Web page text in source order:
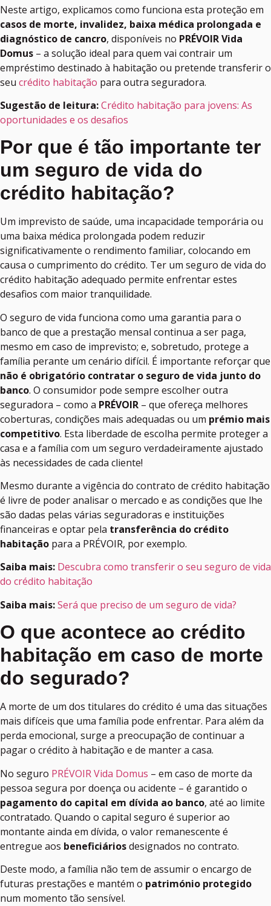
Neste artigo, explicamos como funciona esta proteção em
casos de morte, invalidez, baixa médica prolongada e
diagnóstico de cancro, disponíveis no PRÉVOIR Vida
Domus – a solução ideal para quem vai contrair um
empréstimo destinado à habitação ou pretende transferir o
seu crédito habitação para outra seguradora.
Sugestão de leitura:Crédito habitação para jovens: As
oportunidades e os desafios
Por que é tão importante ter
um seguro de vida do
crédito habitação?
Um imprevisto de saúde, uma incapacidade temporária ou
uma baixa médica prolongada podem reduzir
significativamente o rendimento familiar, colocando em
causa o cumprimento do crédito. Ter um seguro de vida do
crédito habitação adequado permite enfrentar estes
desafios com maior tranquilidade.
O seguro de vida funciona como uma garantia para o
banco de que a prestação mensal continua a ser paga,
mesmo em caso de imprevisto; e, sobretudo, protege a
família perante um cenário difícil. É importante reforçar que
não é obrigatório contratar o seguro de vida junto do
banco. O consumidor pode sempre escolher outra
seguradora – como a PRÉVOIR – que ofereça melhores
coberturas, condições mais adequadas ou um prémio mais
competitivo. Esta liberdade de escolha permite proteger a
casa e a família com um seguro verdadeiramente ajustado
às necessidades de cada cliente!
Mesmo durante a vigência do contrato de crédito habitação
é livre de poder analisar o mercado e as condições que lhe
são dadas pelas várias seguradoras e instituições
financeiras e optar pela transferência do crédito
habitação para a PRÉVOIR, por exemplo.
Saiba mais: Descubra como transferir o seu seguro de vida
do crédito habitação
Saiba mais:Será que preciso de um seguro de vida?
O que acontece ao crédito
habitação em caso de morte
do segurado?
A morte de um dos titulares do crédito é uma das situações
mais difíceis que uma família pode enfrentar. Para além da
perda emocional, surge a preocupação de continuar a
pagar o crédito à habitação e de manter a casa.
No seguro PRÉVOIR Vida Domus – em caso de morte da
pessoa segura por doença ou acidente – é garantido o
pagamento do capital em dívida ao banco, até ao limite
contratado. Quando o capital seguro é superior ao
montante ainda em dívida, o valor remanescente é
entregue aos beneficiáriosdesignados no contrato.
Deste modo, a família não tem de assumir o encargo de
futuras prestações e mantém o património protegido
num momento tão sensível.